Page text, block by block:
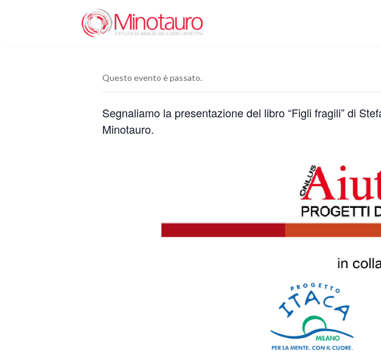
Questo evento è passato.
Segnaliamo la presentazione del libro “Figli fragili” di
Minotauro.